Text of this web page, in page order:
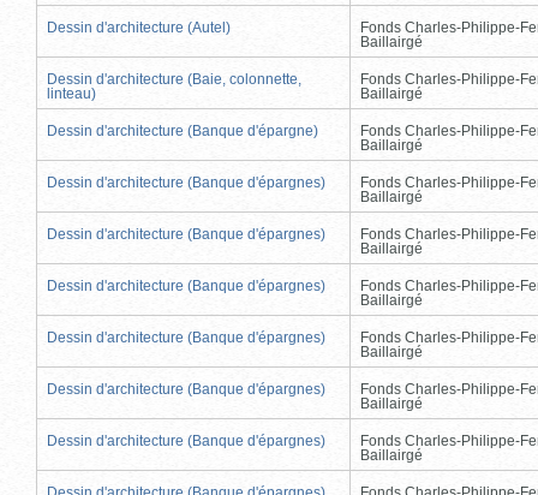
Dessin d'architecture (Autel)
Fonds Charles-Philippe-
Baillairgé
Dessin d'architecture (Baie, colonnette,
linteau)
Fonds Charles-Philippe-
Baillairgé
Dessin d'architecture (Banque d'épargne)
Fonds Charles-Philippe-
Baillairgé
Dessin d'architecture (Banque d'épargnes)
Fonds Charles-Philippe-
Baillairgé
Dessin d'architecture (Banque d'épargnes)
Fonds Charles-Philippe-
Baillairgé
Dessin d'architecture (Banque d'épargnes)
Fonds Charles-Philippe-
Baillairgé
Dessin d'architecture (Banque d'épargnes)
Fonds Charles-Philippe-
Baillairgé
Dessin d'architecture (Banque d'épargnes)
Fonds Charles-Philippe-
Baillairgé
Dessin d'architecture (Banque d'épargnes)
Fonds Charles-Philippe-
Baillairgé